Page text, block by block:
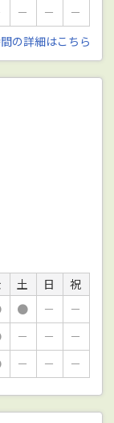
－ －
－
の詳細はこちら
土 日
祝
● －
－
－ －
－
－ － －